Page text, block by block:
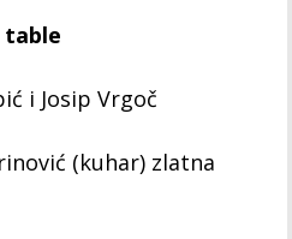
table
i Josip Vrgoč
(kuhar) zlatna